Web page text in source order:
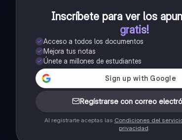
Inscríbete para ver los
gratis!
Acceso a todos los documentos
Mejora tus notas
Únete a millones de estudiantes
Regístrarse con correo
Al registrarte aceptas las Condiciones del
privacidad.